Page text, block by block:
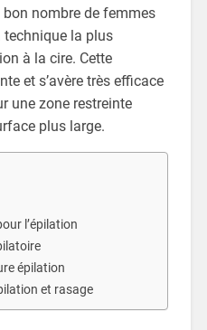
nombre de femmes
la plus
à la cire. Cette
et s’avère très efficace
une zone restreinte
plus large.
l’épilation
épilation
et rasage